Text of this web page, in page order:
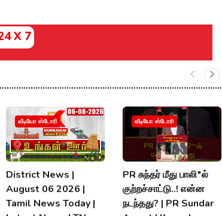
X 7
வீடியோ ஸ்டோரி
District News |
August 06 2026 |
Tamil News Today |
வீடியோ ஸ்டோரி
PR சுந்தர் மீது பாலி*ல்
குற்றச்சாட்டு..! என்ன
நடந்தது? | PR Sundar